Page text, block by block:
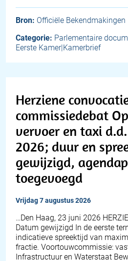
Bron: Officiële Bekendmakingen
Categorie: Parlementaire
Eerste Kamer|Kamerbrief
Herziene
commissiedebat
vervoer en taxi
2026; duur en
gewijzigd,
toegevoegd
vrijdag 7 augustus 2026
…Den Haag, 23 juni 2026
Datum gewijzigd In de eerste
indicatieve spreektijd van
fractie. Voortouwcommissie:
Infrastructuur en Waterstaat